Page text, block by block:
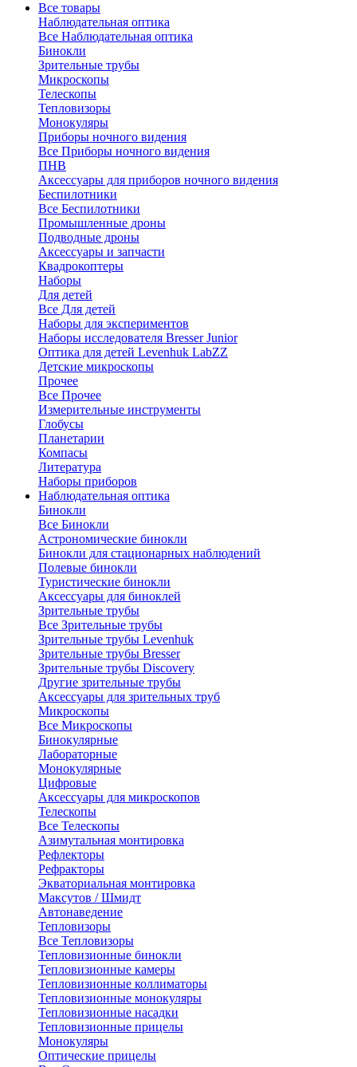
Все товары
Наблюдательная оптика
Все Наблюдательная оптика
Бинокли
Зрительные трубы
Микроскопы
Телескопы
Тепловизоры
Монокуляры
Приборы ночного видения
Все Приборы ночного видения
ПНВ
Аксессуары для приборов ночного видения
Беспилотники
Все Беспилотники
Промышленные дроны
Подводные дроны
Аксессуары и запчасти
Квадрокоптеры
Наборы
Для детей
Все Для детей
Наборы для экспериментов
Наборы исследователя Bresser Junior
Оптика для детей Levenhuk LabZZ
Детские микроскопы
Прочее
Все Прочее
Измерительные инструменты
Глобусы
Планетарии
Компасы
Литература
Наборы приборов
Наблюдательная оптика
Бинокли
Все Бинокли
Астрономические бинокли
Бинокли для стационарных наблюдений
Полевые бинокли
Туристические бинокли
Аксессуары для биноклей
Зрительные трубы
Все Зрительные трубы
Зрительные трубы Levenhuk
Зрительные трубы Bresser
Зрительные трубы Discovery
Другие зрительные трубы
Аксессуары для зрительных труб
Микроскопы
Все Микроскопы
Бинокулярные
Лабораторные
Монокулярные
Цифровые
Аксессуары для микроскопов
Телескопы
Все Телескопы
Азимутальная монтировка
Рефлекторы
Рефракторы
Экваториальная монтировка
Максутов / Шмидт
Автонаведение
Тепловизоры
Все Тепловизоры
Тепловизионные бинокли
Тепловизионные камеры
Тепловизионные коллиматоры
Тепловизионные монокуляры
Тепловизионные насадки
Тепловизионные прицелы
Монокуляры
Оптические прицелы